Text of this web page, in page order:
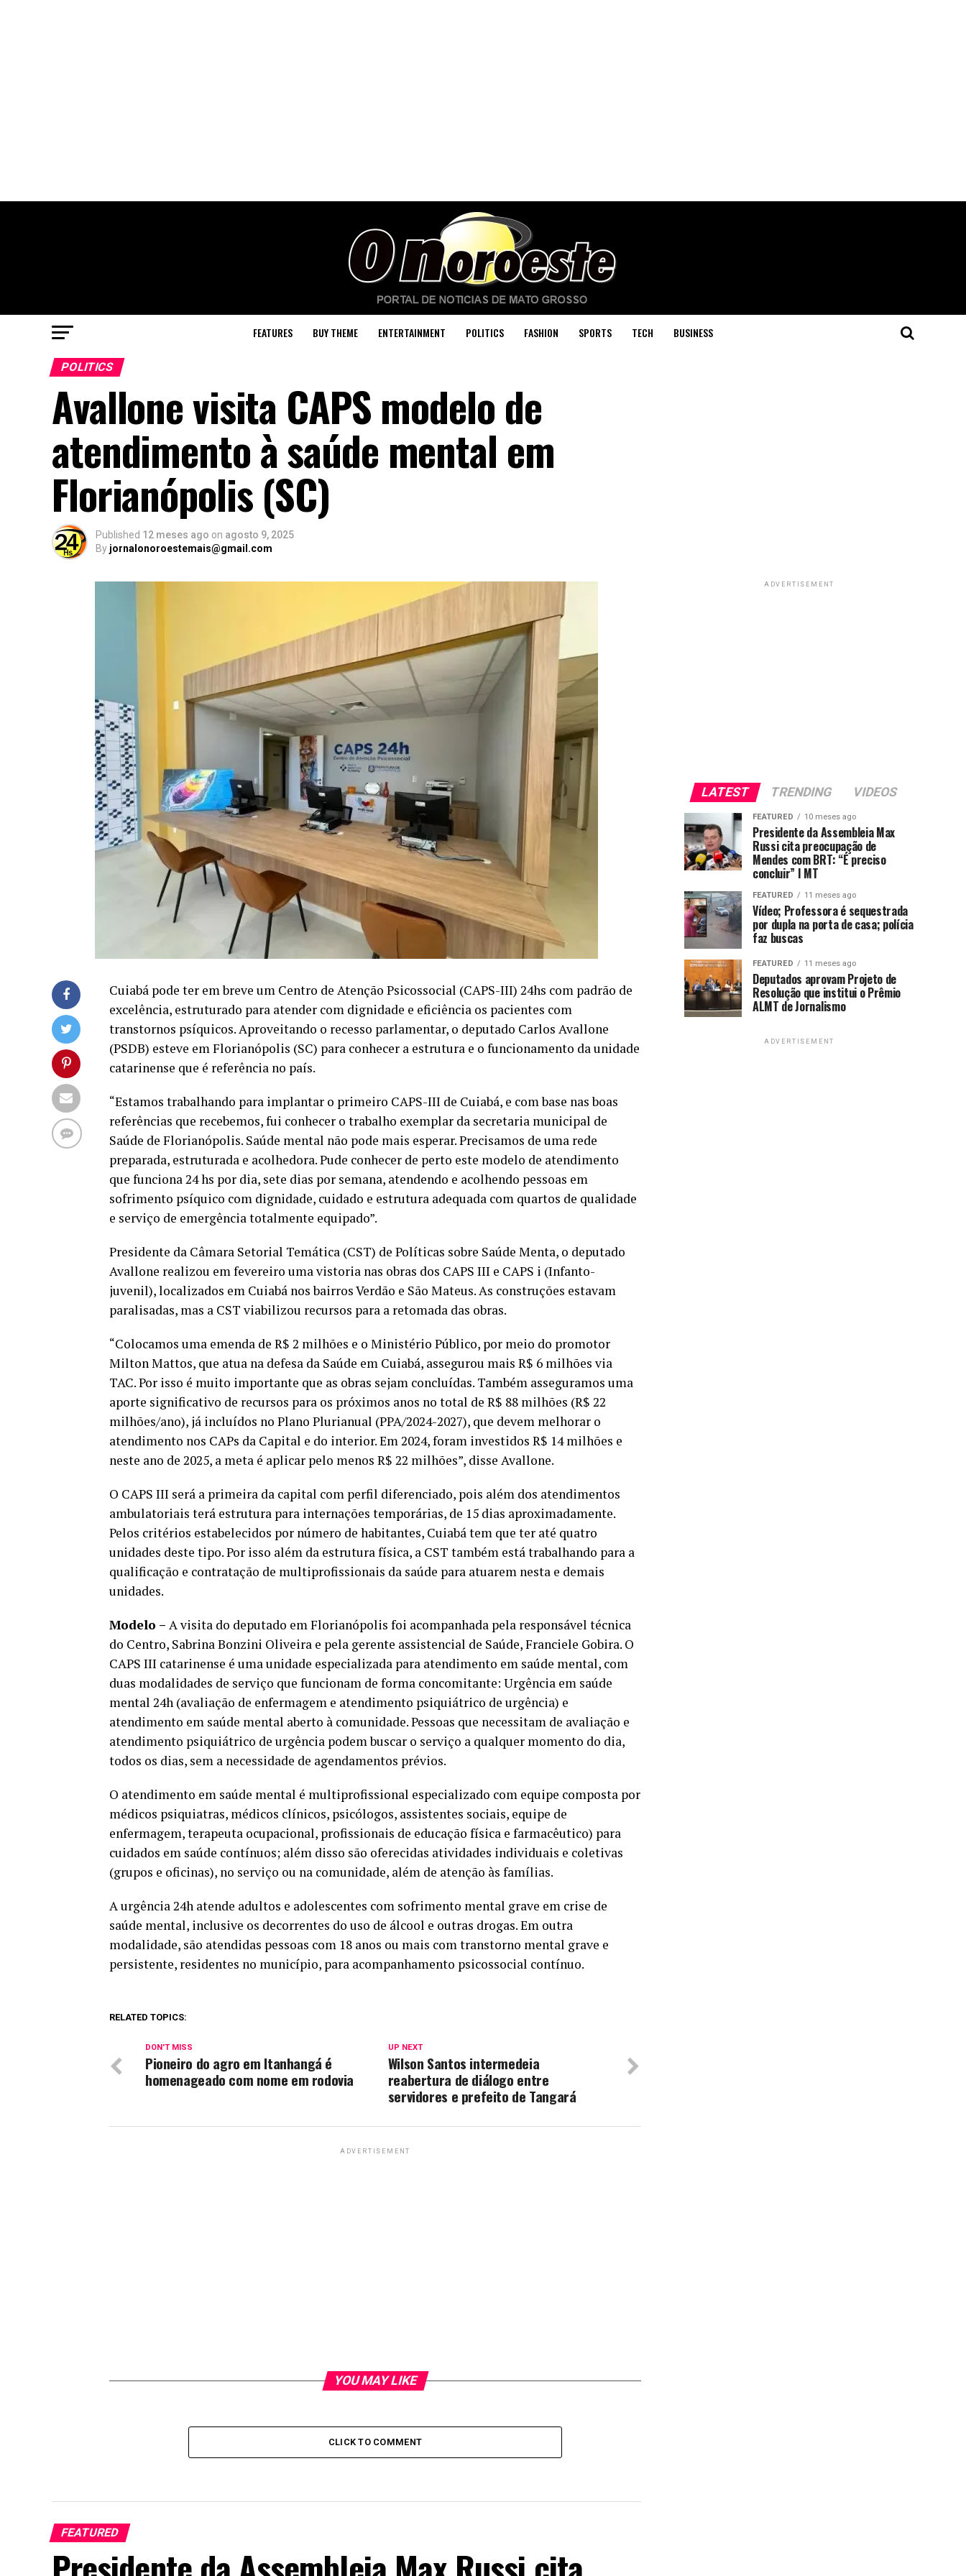
FEATURES BUY THEME ENTERTAINMENT POLITICS FASHION SPORTS TECH BUSINESS
POLITICS
Avallone visita CAPS modelo de
atendimento à saúde mental em
Florianópolis (SC)
Published 12 meses ago on agosto 9, 2025
By jornalonoroestemais@gmail.com
Cuiabá pode ter em breve um Centro de Atenção Psicossocial (CAPS-III) 24hs com padrão de
excelência, estruturado para atender com dignidade e eficiência os pacientes com
transtornos psíquicos. Aproveitando o recesso parlamentar, o deputado Carlos Avallone
(PSDB) esteve em Florianópolis (SC) para conhecer a estrutura e o funcionamento da unidade
catarinense que é referência no país.
“Estamos trabalhando para implantar o primeiro CAPS-III de Cuiabá, e com base nas boas
referências que recebemos, fui conhecer o trabalho exemplar da secretaria municipal de
Saúde de Florianópolis. Saúde mental não pode mais esperar. Precisamos de uma rede
preparada, estruturada e acolhedora. Pude conhecer de perto este modelo de atendimento
que funciona 24 hs por dia, sete dias por semana, atendendo e acolhendo pessoas em
sofrimento psíquico com dignidade, cuidado e estrutura adequada com quartos de qualidade
e serviço de emergência totalmente equipado”.
Presidente da Câmara Setorial Temática (CST) de Políticas sobre Saúde Menta, o deputado
Avallone realizou em fevereiro uma vistoria nas obras dos CAPS III e CAPS i (Infanto-
juvenil), localizados em Cuiabá nos bairros Verdão e São Mateus. As construções estavam
paralisadas, mas a CST viabilizou recursos para a retomada das obras.
“Colocamos uma emenda de R$ 2 milhões e o Ministério Público, por meio do promotor
Milton Mattos, que atua na defesa da Saúde em Cuiabá, assegurou mais R$ 6 milhões via
TAC. Por isso é muito importante que as obras sejam concluídas. Também asseguramos uma
aporte significativo de recursos para os próximos anos no total de R$ 88 milhões (R$ 22
milhões/ano), já incluídos no Plano Plurianual (PPA/2024-2027), que devem melhorar o
atendimento nos CAPs da Capital e do interior. Em 2024, foram investidos R$ 14 milhões e
neste ano de 2025, a meta é aplicar pelo menos R$ 22 milhões”, disse Avallone.
O CAPS III será a primeira da capital com perfil diferenciado, pois além dos atendimentos
ambulatoriais terá estrutura para internações temporárias, de 15 dias aproximadamente.
Pelos critérios estabelecidos por número de habitantes, Cuiabá tem que ter até quatro
unidades deste tipo. Por isso além da estrutura física, a CST também está trabalhando para a
qualificação e contratação de multiprofissionais da saúde para atuarem nesta e demais
unidades.
Modelo – A visita do deputado em Florianópolis foi acompanhada pela responsável técnica
do Centro, Sabrina Bonzini Oliveira e pela gerente assistencial de Saúde, Franciele Gobira. O
CAPS III catarinense é uma unidade especializada para atendimento em saúde mental, com
duas modalidades de serviço que funcionam de forma concomitante: Urgência em saúde
mental 24h (avaliação de enfermagem e atendimento psiquiátrico de urgência) e
atendimento em saúde mental aberto à comunidade. Pessoas que necessitam de avaliação e
atendimento psiquiátrico de urgência podem buscar o serviço a qualquer momento do dia,
todos os dias, sem a necessidade de agendamentos prévios.
O atendimento em saúde mental é multiprofissional especializado com equipe composta por
médicos psiquiatras, médicos clínicos, psicólogos, assistentes sociais, equipe de
enfermagem, terapeuta ocupacional, profissionais de educação física e farmacêutico) para
cuidados em saúde contínuos; além disso são oferecidas atividades individuais e coletivas
(grupos e oficinas), no serviço ou na comunidade, além de atenção às famílias.
A urgência 24h atende adultos e adolescentes com sofrimento mental grave em crise de
saúde mental, inclusive os decorrentes do uso de álcool e outras drogas. Em outra
modalidade, são atendidas pessoas com 18 anos ou mais com transtorno mental grave e
persistente, residentes no município, para acompanhamento psicossocial contínuo.
RELATED TOPICS:
UP NEXT
Wilson Santos intermedeia
reabertura de diálogo entre
servidores e prefeito de Tangará
DON'T MISS
Pioneiro do agro em Itanhangá é
homenageado com nome em rodovia
ADVERTISEMENT
YOU MAY LIKE
CLICK TO COMMENT
FEATURED
ADVERTISEMENT
LATEST TRENDING VIDEOS
FEATURED 10 meses ago
Presidente da Assembleia Max
Russi cita preocupação de
Mendes com BRT: “É preciso
concluir” I MT
FEATURED 11 meses ago
Vídeo; Professora é sequestrada
por dupla na porta de casa; polícia
faz buscas
FEATURED 11 meses ago
Deputados aprovam Projeto de
Resolução que institui o Prêmio
ALMT de Jornalismo
ADVERTISEMENT